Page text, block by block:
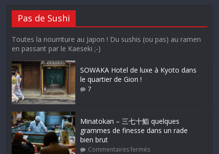
Pas de Sushi
Toutes la nourriture au Japon ! Du sushis (ou pas) au ramen
en passant par le Kaeseki ;-)
SOWAKA Hotel de luxe à Kyoto dans
le quartier de Gion !
7
Minatokan – 三七十鮨 quelques
grammes de finesse dans un rade
bien brut
Commentaires fermés